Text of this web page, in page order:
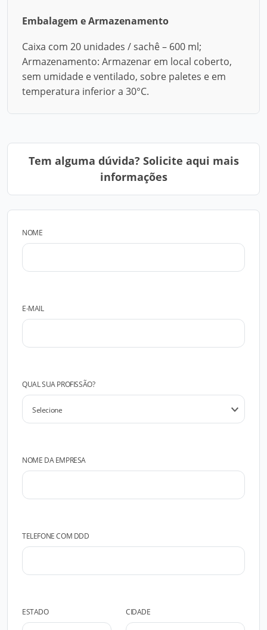
Embalagem e Armazenamento
Caixa com 20 unidades / sachê – 600 ml;
Armazenamento: Armazenar em local coberto,
sem umidade e ventilado, sobre paletes e em
temperatura inferior a 30°C.
Tem alguma dúvida? Solicite aqui mais
informações
NOME
E-MAIL
QUAL SUA PROFISSÃO?
NOME DA EMPRESA
TELEFONE COM DDD
ESTADO CIDADE